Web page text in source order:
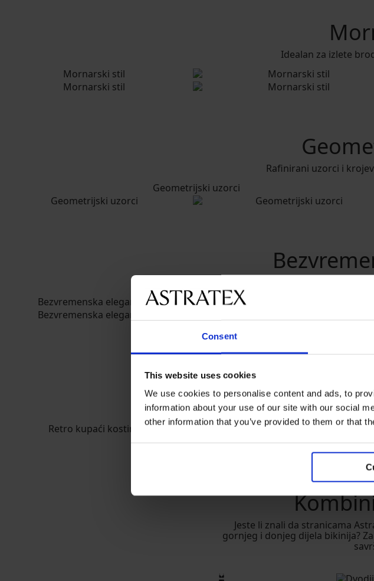
Consent
This website uses cookies
We use cookies to personalise content and ads, to
information about your use of our site with our social
other information that you’ve provided to them or that
Idealan za izlete
Rafinirani uzorci i
Za one koji rado nose
Jeste li znali da stranicama
gornjeg i donjeg dijela bikinija?